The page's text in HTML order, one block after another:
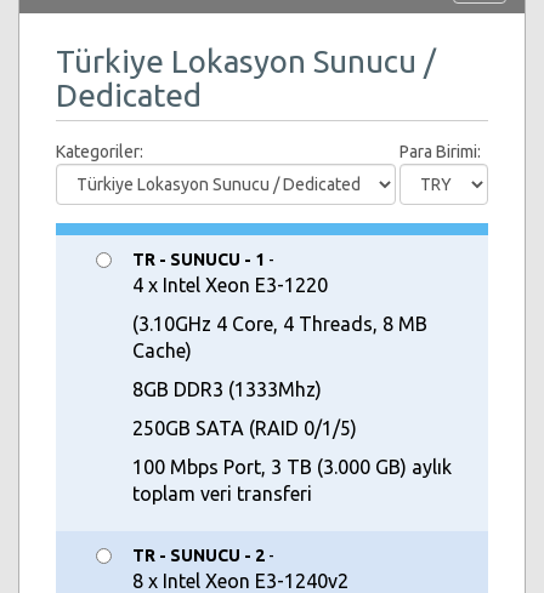
Türkiye Lokasyon Sunucu /
Dedicated
Kategoriler: Para Birimi:
TR - SUNUCU - 1 -
4 x Intel Xeon E3-1220
(3.10GHz 4 Core, 4 Threads, 8 MB
Cache)
8GB DDR3 (1333Mhz)
250GB SATA (RAID 0/1/5)
100 Mbps Port, 3 TB (3.000 GB) aylık
toplam veri transferi
TR - SUNUCU - 2 -
8 x Intel Xeon E3-1240v2